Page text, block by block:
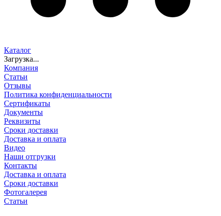
Каталог
Загрузка...
Компания
Статьи
Отзывы
Политика конфиденциальности
Сертификаты
Документы
Реквизиты
Сроки доставки
Доставка и оплата
Видео
Наши отгрузки
Контакты
Доставка и оплата
Сроки доставки
Фотогалерея
Статьи